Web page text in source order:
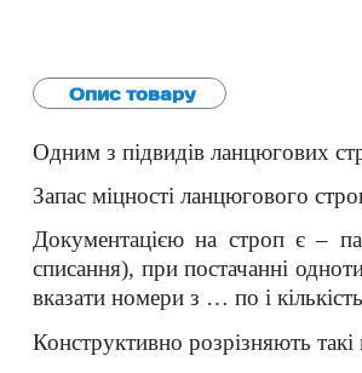
Опис товару
Одним з підвидів ланцюгових
Запас міцності ланцюгового
Документацією на строп є –
списання), при постачанні
вказати номери з … по і
Конструктивно розрізняють